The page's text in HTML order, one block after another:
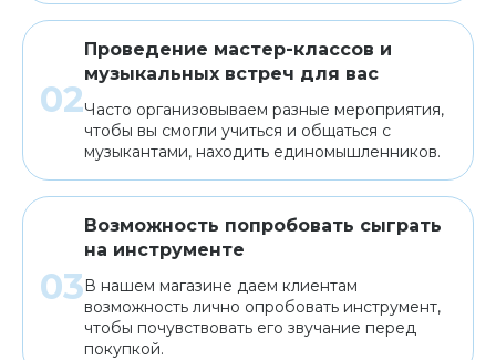
Проведение мастер-классов и
музыкальных встреч для вас
Часто организовываем разные мероприятия,
чтобы вы смогли учиться и общаться с
музыкантами, находить единомышленников.
Возможность попробовать сыграть
на инструменте
В нашем магазине даем клиентам
возможность лично опробовать инструмент,
чтобы почувствовать его звучание перед
покупкой.